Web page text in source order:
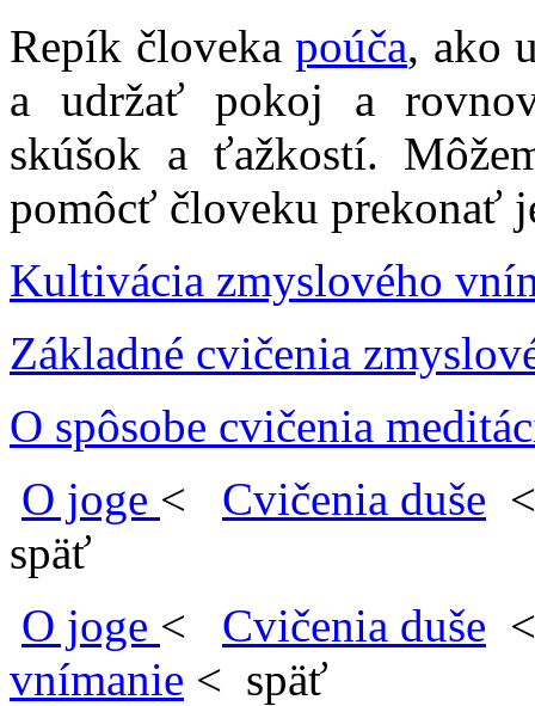
Repík človeka poúča, ako
a udržať pokoj a
skúšok a ťažkostí.
pomôcť človeku prekonať
Kultivácia zmyslového
Základné cvičenia
O spôsobe cvičenia
O joge < Cvičenia duše
späť
O joge < Cvičenia duše
vnímanie < späť